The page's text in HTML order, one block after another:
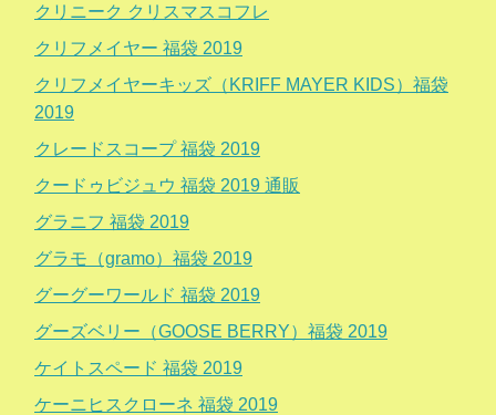
クリニーク クリスマスコフレ
クリフメイヤー 福袋 2019
クリフメイヤーキッズ（KRIFF MAYER KIDS）福袋
2019
クレードスコープ 福袋 2019
クードゥビジュウ 福袋 2019 通販
グラニフ 福袋 2019
グラモ（gramo）福袋 2019
グーグーワールド 福袋 2019
グーズベリー（GOOSE BERRY）福袋 2019
ケイトスペード 福袋 2019
ケーニヒスクローネ 福袋 2019